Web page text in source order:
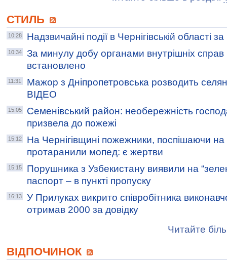
СТИЛЬ
10:28 Надзвичайні події в Чернігівській області
10:34
За минулу добу органами внутрішніх справ
встановлено
11:31
Мажор з Дніпропетровська розводить
ВІДЕО
15:05
Семенівський район: необережність
призвела до пожежі
15:12
На Чернігівщині пожежники, поспішаючи на
протаранили мопед: є жертви
15:15
Порушника з Узбекистану виявили на
паспорт – в пункті пропуску
16:13
У Прилуках викрито співробітника
отримав 2000 за довідку
Читайте
ВІДПОЧИНОК